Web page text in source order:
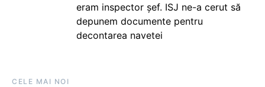
eram inspector șef. ISJ ne-a cerut să
depunem documente pentru
decontarea navetei
CELE MAI NOI